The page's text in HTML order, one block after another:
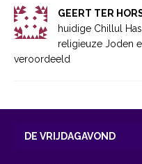
GEERT TER
huidige Chillul
religieuze Joden
veroordeeld
DE VRIJDAGAVOND